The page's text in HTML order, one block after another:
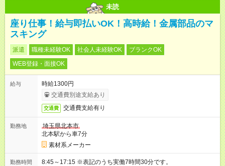
未読
座り仕事！給与即払いOK！高時給！金属部品のマ
スキング
派遣 職種未経験OK 社会人未経験OK
ブランクOK
WEB登録・面接OK
給与
時給1300円
交通費別途支給あり
交通費 交通費支給有り
勤務地
埼玉県北本市
北本駅から車7分
素材系メーカー
勤務時間 8:45～17:15 ※表記のうち実働7時間30分です。